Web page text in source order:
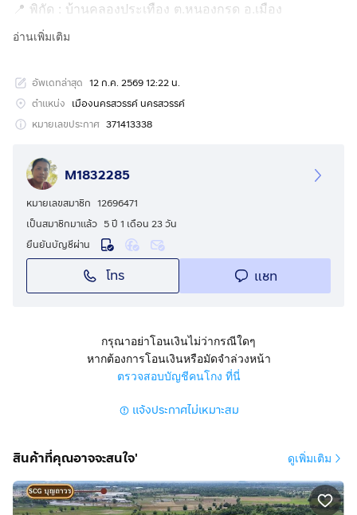
📍 พิกัด : บ้านคลองประเทือง ต.หนองกรด อ.เมือง
จ.นครสวรรค์
📄 เอกสารสิทธิ์ : โฉนดครุฑแดง พร้อมโอน
💰 ราคาเพียงไร่ละ 310,000 บาท
━━━━━━━━━━━━━━━
🌿 จุดเด่นของแปลง
✅ ติดถนนคอนกรีต เข้า-ออกสะดวก
✅ น้ำประปาและไฟฟ้าอยู่หน้าแปลง
✅ มีเพื่อนบ้าน ไม่เปลี่ยว
✅ เหมาะสร้างบ้าน ทำบ้านสวน หรือเกษตรผสมผสาน
━━━━━━━━━━━━━━━
🛣️ ห่างถนนพหลโยธิน เพียง 2 กม.
🛒 ห่างตลาดหนองเบน เพียง 1 กม.
🏙️ ห่างตัวเมืองนครสวรรค์ ประมาณ 17 กม.
━━━━━━━━━━━━━━━
อ่านเพิ่มเติม
อัพเดทล่าสุด 12 ก.ค. 2569 12:22 น.
ตำแหน่ง เมืองนครสวรรค์ นครสวรรค์
หมายเลขประกาศ 371413338
M1832285
หมายเลขสมาชิก 12696471
เป็นสมาชิกมาแล้ว 5 ปี 1 เดือน 23 วัน
ยืนยันบัญชีผ่าน
โทร แชท
กรุณาอย่าโอนเงินไม่ว่ากรณีใดๆ
หากต้องการโอนเงินหรือมัดจำล่วงหน้า
ตรวจสอบบัญชีคนโกง ที่นี่
แจ้งประกาศไม่เหมาะสม
สินค้าที่คุณอาจจะสนใจ' ดูเพิ่มเติม